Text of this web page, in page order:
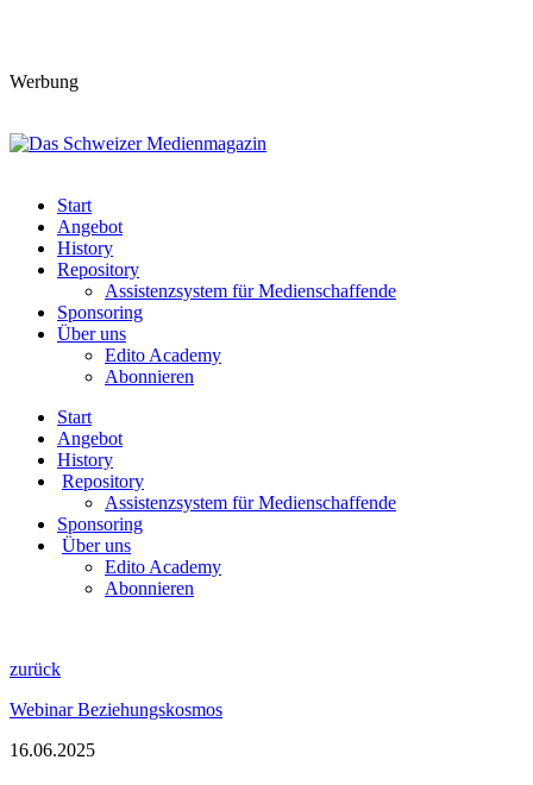
Werbung
Start
Angebot
History
Repository
Assistenzsystem für Medienschaffende
Sponsoring
Über uns
Edito Academy
Abonnieren
Start
Angebot
History
Repository
Assistenzsystem für Medienschaffende
Sponsoring
Über uns
Edito Academy
Abonnieren
zurück
Webinar Beziehungskosmos
16.06.2025